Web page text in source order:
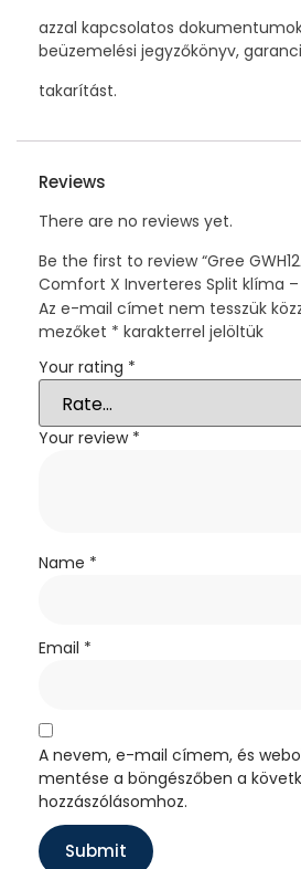
azzal kapcsolatos
beüzemelési jegyzőkönyv,
takarítást.
Reviews
There are no reviews yet.
Be the first to review “Gree
Comfort X Inverteres Split klíma –
Az e-mail címet nem tesszük
mezőket * karakterrel jelöltük
Your rating *
Your review *
Name *
Email *
A nevem, e-mail címem, és
mentése a böngészőben a
hozzászólásomhoz.